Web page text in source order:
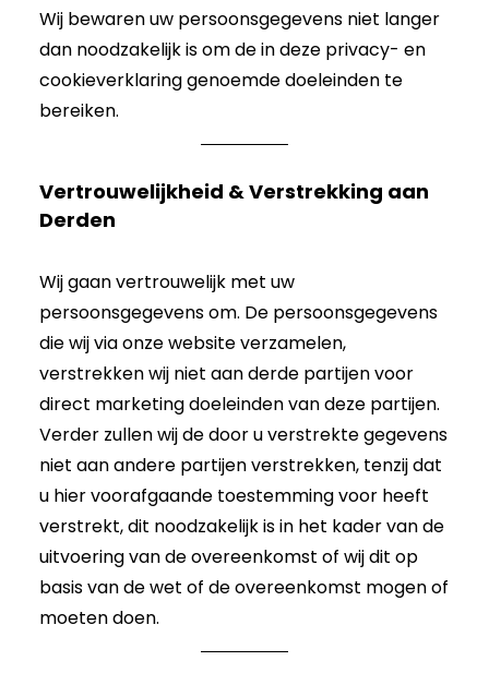
Wij bewaren uw persoonsgegevens niet langer
dan noodzakelijk is om de in deze privacy- en
cookieverklaring genoemde doeleinden te
bereiken.
Vertrouwelijkheid & Verstrekking aan
Derden
Wij gaan vertrouwelijk met uw
persoonsgegevens om. De persoonsgegevens
die wij via onze website verzamelen,
verstrekken wij niet aan derde partijen voor
direct marketing doeleinden van deze partijen.
Verder zullen wij de door u verstrekte gegevens
niet aan andere partijen verstrekken, tenzij dat
u hier voorafgaande toestemming voor heeft
verstrekt, dit noodzakelijk is in het kader van de
uitvoering van de overeenkomst of wij dit op
basis van de wet of de overeenkomst mogen of
moeten doen.